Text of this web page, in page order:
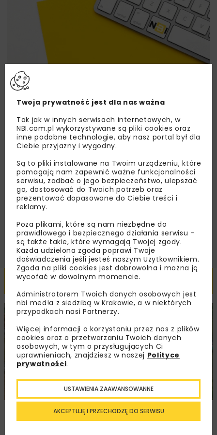
Lubisz wiedzieć więcej?
Zapisz się do newslettera aby otrzymywać od
nas najlepsze informacje branżowe,
zaproszenia na wydarzenia, atrakcyjne oferty i
dedykowane akcje specjalne.
Zapoznałam/em się zPolityką Prywatnościi
Regulaminemoraz wyrażam zgodę na otrzymywanie na
podany przeze mnie adres e-mail korespondencji
handlowej w postaci newslettera.
ZAPISZ MNIE
Powiązane artykuły
DROGI INWESTYCJE
Remont nawierzchni na węzłach A4.
Przetarg obejmuje pięć węzłów
Twoja prywatność jest dla nas ważna
Tak jak w innych serwisach internetowych, w
NBI.com.pl wykorzystywane są pliki cookies oraz
inne podobne technologie, aby nasz portal był dla
Ciebie przyjazny i wygodny.
Są to pliki instalowane na Twoim urządzeniu, które
pomagają nam zapewnić ważne funkcjonalności
serwisu, zadbać o jego bezpieczeństwo, ulepszać
go, dostosować do Twoich potrzeb oraz
prezentować dopasowane do Ciebie treści i
reklamy.
Poza plikami, które są nam niezbędne do
prawidłowego i bezpiecznego działania serwisu –
są także takie, które wymagają Twojej zgody.
Każda udzielona zgoda poprawi Twoje
doświadczenia jeśli jesteś naszym Użytkownikiem.
Zgoda na pliki cookies jest dobrowolna i można ją
wycofać w dowolnym momencie.
Administratorem Twoich danych osobowych jest
nbi med!a z siedzibą w Krakowie, a w niektórych
przypadkach nasi Partnerzy.
Więcej informacji o korzystaniu przez nas z plików
cookies oraz o przetwarzaniu Twoich danych
osobowych, w tym o przysługujących Ci
uprawnieniach, znajdziesz w naszej Polityce
prywatności.
AKCEPTUJĘ I PRZECHODZĘ DO SERWISU
USTAWIENIA ZAAWANSOWANNE